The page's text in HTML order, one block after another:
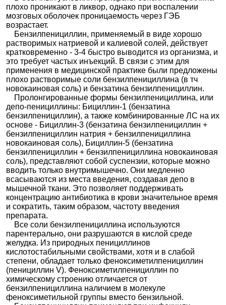
плохо проникают в ликвор, однако при воспалении
мозговых оболочек проницаемость через ГЭБ
возрастает.
Бензилпенициллин, применяемый в виде хорошо
растворимых натриевой и калиевой солей, действует
кратковременно - 3-4 быстро выводится из организма, и
это требует частых инъекций. В связи с этим для
применения в медицинской практике были предложены
плохо растворимые соли бензилпенициллина (в тч
новокаиновая соль) и бензатина бензилпенициллин.
Пролонгированные формы бензилпенициллина, или
депо-пенициллины: Бициллин-1 (бензатина
бензилпенициллин), а также комбинированные ЛС на их
основе - Бициллин-3 (бензатина бензилпенициллин +
бензилпенициллин натрия + бензилпенициллина
новокаиновая соль), Бициллин-5 (бензатина
бензилпенициллин + бензилпенициллина новокаиновая
соль), представляют собой суспензии, которые можно
вводить только внутримышечно. Они медленно
всасываются из места введения, создавая депо в
мышечной ткани. Это позволяет поддерживать
концентрацию антибиотика в крови значительное время
и сократить, таким образом, частоту введения
препарата.
Все соли бензилпенициллина используются
парентерально, они разрушаются в кислой среде
желудка. Из природных пенициллинов
кислотостабильными свойствами, хотя и в слабой
степени, обладает только феноксиметилпенициллин
(пенициллин V). Феноксиметилпенициллин по
химическому строению отличается от
бензилпенициллина наличием в молекуле
феноксиметильной группы вместо бензильной.